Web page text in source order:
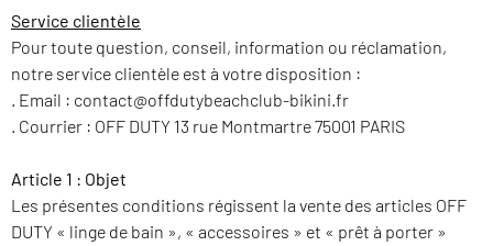
Service clientèle
Pour toute question, conseil, information ou réclamation,
notre service clientèle est à votre disposition :
. Email : contact@offdutybeachclub-bikini.fr
. Courrier : OFF DUTY 13 rue Montmartre 75001 PARIS
Article 1 : Objet
Les présentes conditions régissent la vente des articles OFF
DUTY « linge de bain », « accessoires » et « prêt à porter »